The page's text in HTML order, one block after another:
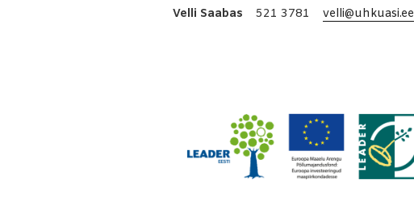
Velli Saabas 521 3781 velli@uhkuasi.ee